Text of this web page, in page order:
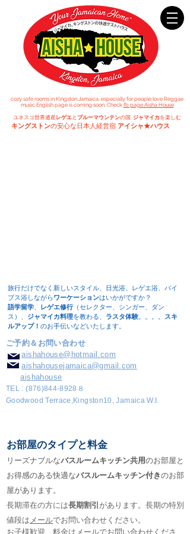
cozy safe rooms in Kingston,Jamaica, especially for people love Reggae
music.English page is coming soon. Check fb page Aisha House
ユネスコ世界遺産レゲエと ブルーマウンテンの国 ジャマイカ を楽しむ
キングストンの安心な日本人経営宿 アイシャ★ハウス
旅行だけでなく新しいスタイル、日光浴、レゲエ浴、バイ
ブス浴しながらワーケーションはいかがですか？
語学留学、 レゲエ修行 （セレクター、シンガー、ダン
ス）、 ジャマイカ料理を教わる、 ラスタ体験。。。。 スキ
ルアップ！ のお手伝いなどいたします。​
ご予約＆お問い合わせ
aishahouse@hotmail.com
aishahousejamaica@gmail.com
aishahouse
TEL :(876)844-8928 ８
Goodwood Terrace,Kingston10, Jamaica W.I.
お部屋のタイプと料金
リーズナブルなバスルームキッチン共用のお部屋と
お得感のある快適なバスルームキッチン付きのお部
屋があります。
長期滞在の方には長期割引 があります。長期の特別
値段は メールでお問い合わせください。
​お子様歓迎、料金はメールでお問い合わせくださ